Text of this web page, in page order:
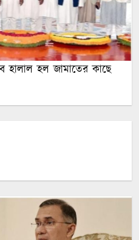
হালাল হল জামাতের কাছে